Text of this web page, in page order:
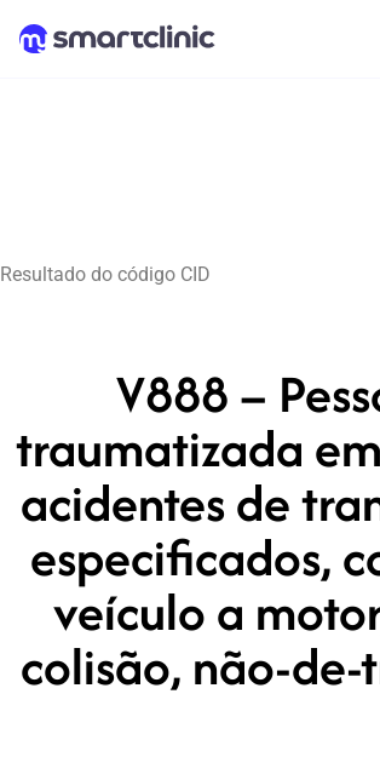
Resultado do código CID
V888 –
traumatizada
acidentes de
especificados,
veículo a
colisão, não-